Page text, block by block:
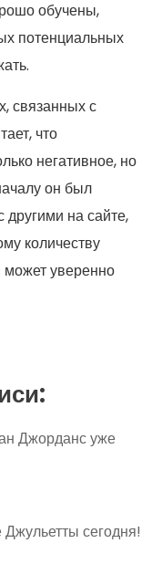
обучены,
потенциальных
связанных с
что
негативное, но
он был
на сайте,
количеству
может уверенно
Джорданс уже
сегодня!